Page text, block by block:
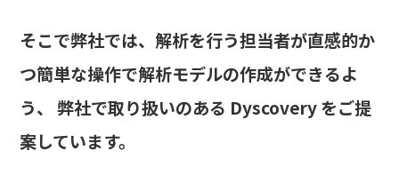
そこで弊社では、解析を行う担当者が直感的か
つ簡単な操作で解析モデルの作成ができるよ
う、 弊社で取り扱いのある Dyscovery をご提
案しています。